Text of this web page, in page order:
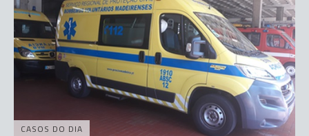
CASOS DO DIA